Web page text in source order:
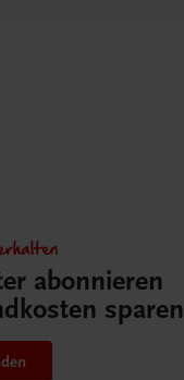
abonnieren
sparen